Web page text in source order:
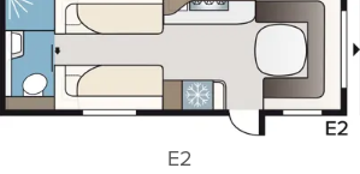
E2